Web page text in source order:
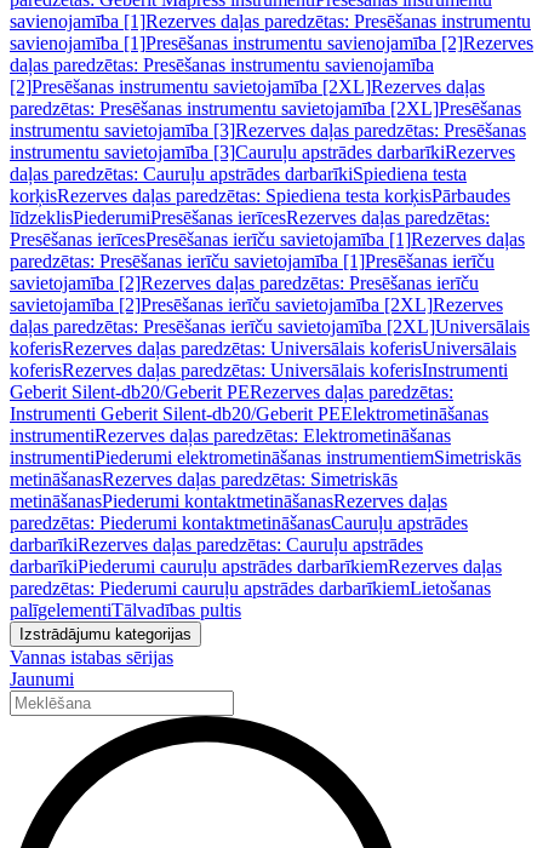
savienojamība [1]Rezerves daļas paredzētas: Presēšanas instrumentu
savienojamība [1]Presēšanas instrumentu savienojamība [2]Rezerves
daļas paredzētas: Presēšanas instrumentu savienojamība
[2]Presēšanas instrumentu savietojamība [2XL]Rezerves daļas
paredzētas: Presēšanas instrumentu savietojamība [2XL]Presēšanas
instrumentu savietojamība [3]Rezerves daļas paredzētas: Presēšanas
instrumentu savietojamība [3]Cauruļu apstrādes darbarīkiRezerves
daļas paredzētas: Cauruļu apstrādes darbarīkiSpiediena testa
korķisRezerves daļas paredzētas: Spiediena testa korķisPārbaudes
līdzeklisPiederumiPresēšanas ierīcesRezerves daļas paredzētas:
Presēšanas ierīcesPresēšanas ierīču savietojamība [1]Rezerves daļas
paredzētas: Presēšanas ierīču savietojamība [1]Presēšanas ierīču
savietojamība [2]Rezerves daļas paredzētas: Presēšanas ierīču
savietojamība [2]Presēšanas ierīču savietojamība [2XL]Rezerves
daļas paredzētas: Presēšanas ierīču savietojamība [2XL]Universālais
koferisRezerves daļas paredzētas: Universālais koferisUniversālais
koferisRezerves daļas paredzētas: Universālais koferisInstrumenti
Geberit Silent-db20/Geberit PERezerves daļas paredzētas:
Instrumenti Geberit Silent-db20/Geberit PEElektrometināšanas
instrumentiRezerves daļas paredzētas: Elektrometināšanas
instrumentiPiederumi elektrometināšanas instrumentiemSimetriskās
metināšanasRezerves daļas paredzētas: Simetriskās
metināšanasPiederumi kontaktmetināšanasRezerves daļas
paredzētas: Piederumi kontaktmetināšanasCauruļu apstrādes
darbarīkiRezerves daļas paredzētas: Cauruļu apstrādes
darbarīkiPiederumi cauruļu apstrādes darbarīkiemRezerves daļas
paredzētas: Piederumi cauruļu apstrādes darbarīkiemLietošanas
palīgelementiTālvadības pultis
Izstrādājumu kategorijas
Vannas istabas sērijas
Jaunumi